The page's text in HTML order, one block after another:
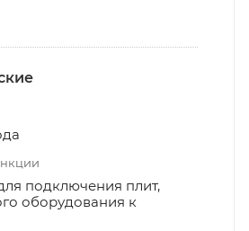
подключения плит,
оборудования к